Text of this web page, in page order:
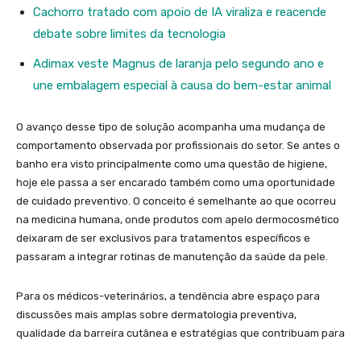
Cachorro tratado com apoio de IA viraliza e reacende
debate sobre limites da tecnologia
Adimax veste Magnus de laranja pelo segundo ano e
une embalagem especial à causa do bem-estar animal
O avanço desse tipo de solução acompanha uma mudança de
comportamento observada por profissionais do setor. Se antes o
banho era visto principalmente como uma questão de higiene,
hoje ele passa a ser encarado também como uma oportunidade
de cuidado preventivo. O conceito é semelhante ao que ocorreu
na medicina humana, onde produtos com apelo dermocosmético
deixaram de ser exclusivos para tratamentos específicos e
passaram a integrar rotinas de manutenção da saúde da pele.
Para os médicos-veterinários, a tendência abre espaço para
discussões mais amplas sobre dermatologia preventiva,
qualidade da barreira cutânea e estratégias que contribuam para